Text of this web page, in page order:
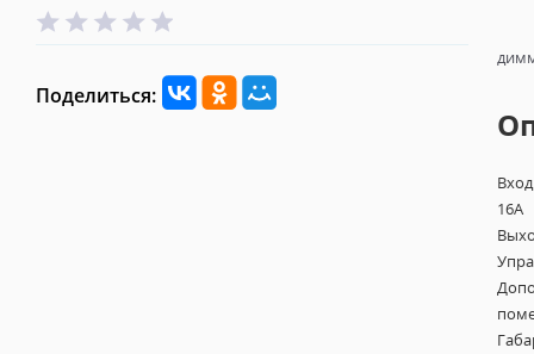
Поделиться:
16A